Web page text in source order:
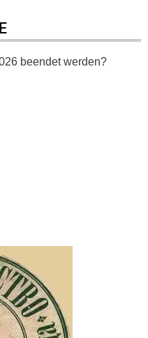
beendet werden?